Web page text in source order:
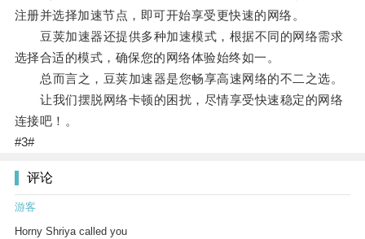
注册并选择加速节点，即可开始享受更快速的网络。
豆荚加速器还提供多种加速模式，根据不同的网络需求
选择合适的模式，确保您的网络体验始终如一。
总而言之，豆荚加速器是您畅享高速网络的不二之选。
让我们摆脱网络卡顿的困扰，尽情享受快速稳定的网络
连接吧！。
#3#
评论
游客
Horny Shriya called you